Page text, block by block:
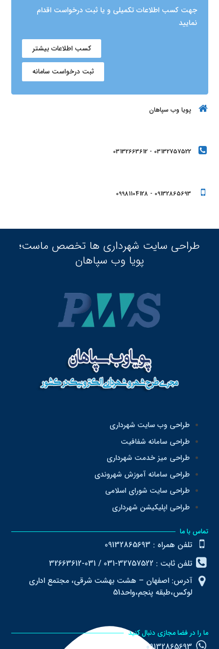
جهت کسب اطلاعات تکمیلی و یا ثبت درخواست اقدام
نمایید
کسب اطلاعات بیشتر
ثبت درخواست سامانه
پویا وب سپاهان
03132757522 - 03132663612
09132865693 - 09981104128
طراحی سایت شهرداری ها تخصص ماست؛
پویا وب سپاهان
طراحی وب سایت شهرداری
طراحی سامانه شفافیت
طراحی میز خدمت شهرداری
طراحی سامانه آموزش شهروندی
طراحی سایت شورای اسلامی
طراحی اپلیکیشن شهرداری
تماس با ما
تلفن همراه : 09132865693
تلفن ثابت : 32757522-031 / 031-32663612
آدرس: اصفهان – هشت بهشت شرقی، مجتمع اداری
لوکس،طبقه پنجم،واحد51
ما را در فضا مجازی دنبال کنید